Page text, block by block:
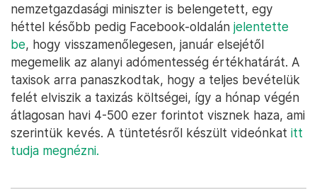
nemzetgazdasági miniszter is belengetett, egy
héttel később pedig Facebook-oldalán jelentette
be, hogy visszamenőlegesen, január elsejétől
megemelik az alanyi adómentesség értékhatárát. A
taxisok arra panaszkodtak, hogy a teljes bevételük
felét elviszik a taxizás költségei, így a hónap végén
átlagosan havi 4-500 ezer forintot visznek haza, ami
szerintük kevés. A tüntetésről készült videónkat itt
tudja megnézni.